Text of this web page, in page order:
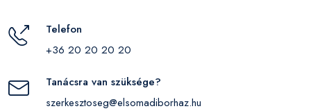
Telefon
+36 20 20 20 20
Tanácsra van szüksége?
szerkesztoseg@elsomadiborhaz.hu